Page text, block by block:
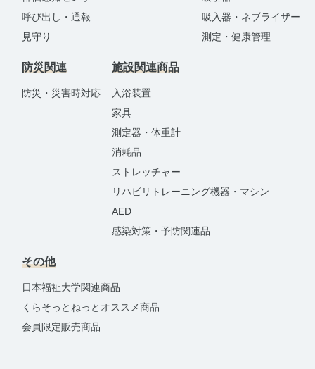
呼び出し・通報
見守り
吸入器・ネブライザー
測定・健康管理
防災関連
防災・災害時対応
施設関連商品
入浴装置
家具
測定器・体重計
消耗品
ストレッチャー
リハビリトレーニング機器・マシン
AED
感染対策・予防関連品
その他
日本福祉大学関連商品
くらそっとねっとオススメ商品
会員限定販売商品